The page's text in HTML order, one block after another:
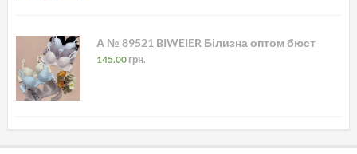
А № 89521 BIWEIER Білизна оптом бюст
145.00 грн.